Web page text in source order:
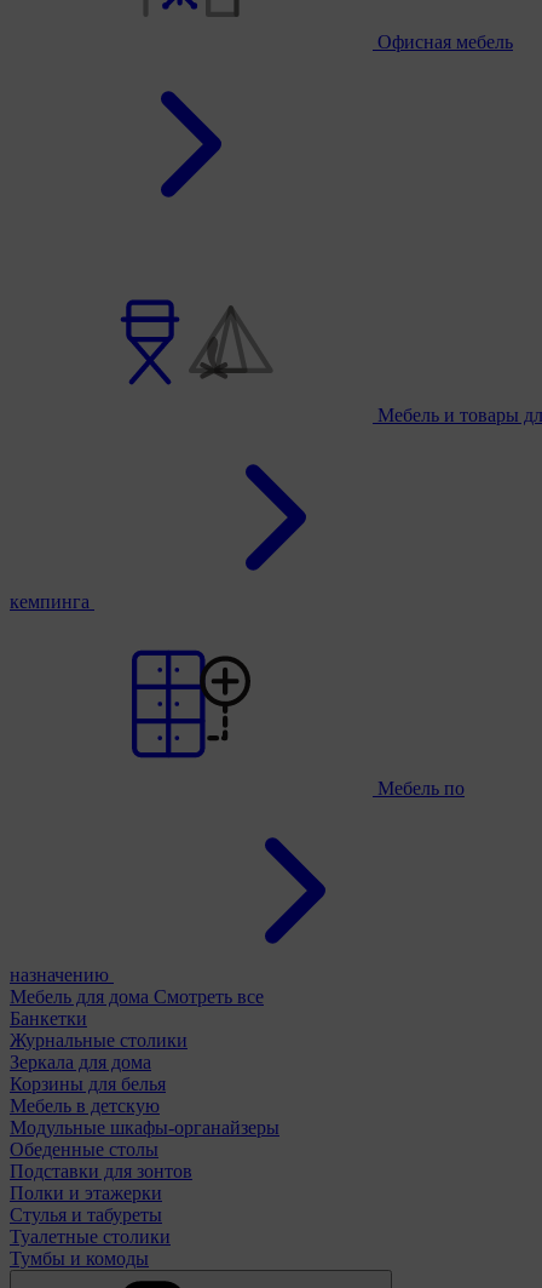
Офисная мебель
Мебель и товары
кемпинга
Мебель по
назначению
Мебель для дома Смотреть все
Банкетки
Журнальные столики
Зеркала для дома
Корзины для белья
Мебель в детскую
Модульные шкафы-органайзеры
Обеденные столы
Подставки для зонтов
Полки и этажерки
Стулья и табуреты
Туалетные столики
Тумбы и комоды